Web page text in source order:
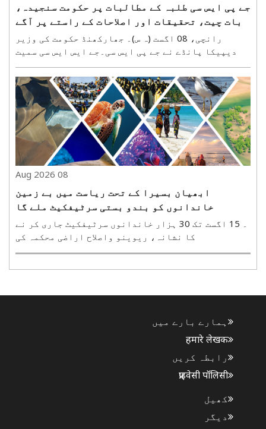
جے پی ایس سی طلبہ کے مطالبات پر حکومت سنجیدہ،
بات چیت، تحقیقات اور اصلاحات کے راستے پر آگے
بڑھ رہی ہے: دیپیکا پانڈے
رانچی، 08 اگست (ہ س)۔ جھارکھنڈ حکومت کی وزیر
دیپیکا پانڈے نے جے پی ایس سی۔جے ایس ایس سی سمیت
مسابقتی امتحانات کو لے کر جاری طلبہ تحریک کے
درمیان ہفتہ کو میڈیا سے بات کرتے ہوئے کہا کہ طلبہ
کی بات سنجیدگی سے سنی جا رہی ہے اور ان کے مطالبات
کے حل ..
08 Aug 2026
ابھیان بسیرا کے تحت ریاست میں بے زمین
خاندانوں کو بندو بستی سرٹیفکیٹ ملے گا
۔ 15 اگست تک 30 ہزار خاندانوں سرٹیفکیٹ جاری کر نے
کا نشانہ، ریوینو واصلاح اراضی محکمہ کی
تیاریپٹنہ، 8 اگست(ہ س)۔ بہار حکومت ریاست میں بے
ہمارے بارے میں
हमारे लेखक
رابطہ کریں
प्राइवेसी पॉलिसी
کھیل
دیگر